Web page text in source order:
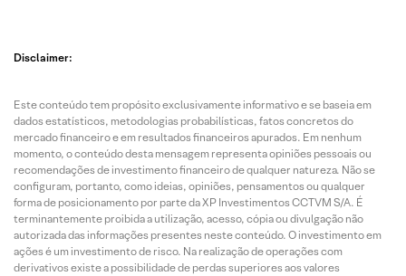
Disclaimer:
Este conteúdo tem propósito exclusivamente informativo e se baseia em
dados estatísticos, metodologias probabilísticas, fatos concretos do
mercado financeiro e em resultados financeiros apurados. Em nenhum
momento, o conteúdo desta mensagem representa opiniões pessoais ou
recomendações de investimento financeiro de qualquer natureza. Não se
configuram, portanto, como ideias, opiniões, pensamentos ou qualquer
forma de posicionamento por parte da XP Investimentos CCTVM S/A. É
terminantemente proibida a utilização, acesso, cópia ou divulgação não
autorizada das informações presentes neste conteúdo. O investimento em
ações é um investimento de risco. Na realização de operações com
derivativos existe a possibilidade de perdas superiores aos valores